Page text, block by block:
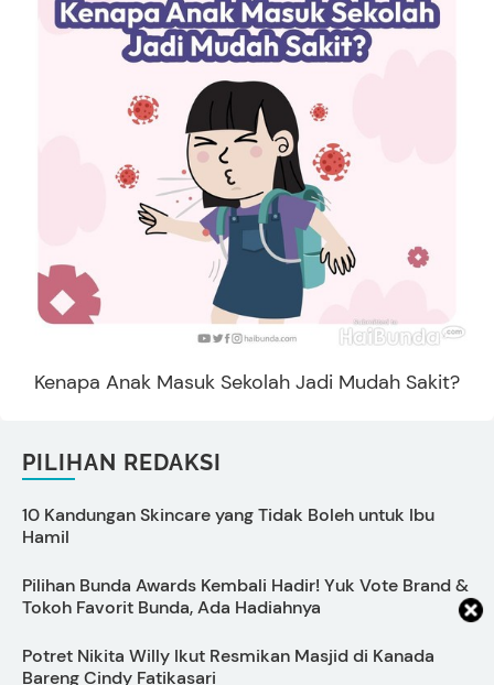
Kenapa Anak Masuk Sekolah Jadi Mudah Sakit?
PILIHAN REDAKSI
10 Kandungan Skincare yang Tidak Boleh untuk Ibu
Hamil
Pilihan Bunda Awards Kembali Hadir! Yuk Vote Brand &
Tokoh Favorit Bunda, Ada Hadiahnya
Potret Nikita Willy Ikut Resmikan Masjid di Kanada
Bareng Cindy Fatikasari